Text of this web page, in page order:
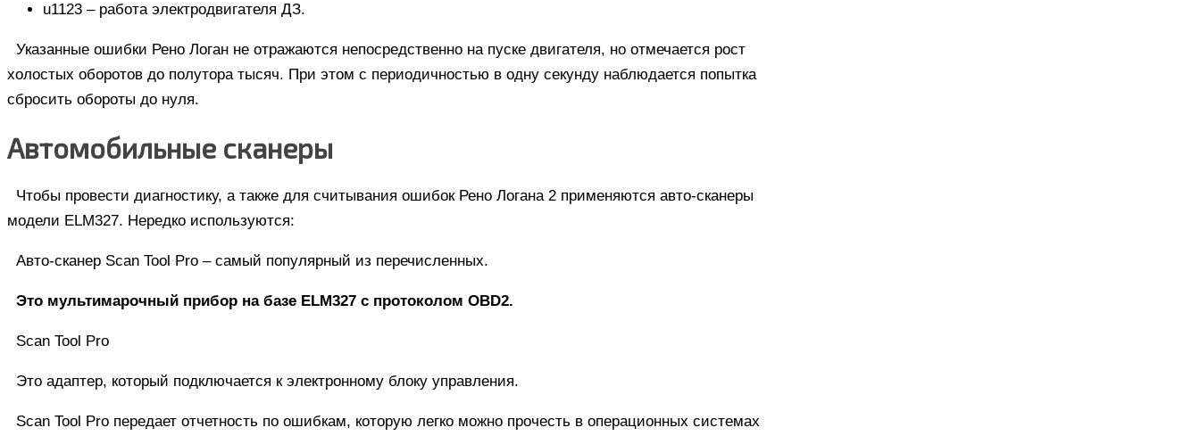
u1123 – работа электродвигателя ДЗ.
Указанные ошибки Рено Логан не отражаются непосредственно на пуске двигателя, но отмечается рост
холостых оборотов до полутора тысяч. При этом с периодичностью в одну секунду наблюдается попытка
сбросить обороты до нуля.
Автомобильные сканеры
Чтобы провести диагностику, а также для считывания ошибок Рено Логана 2 применяются авто-сканеры
модели ELM327. Нередко используются:
Авто-сканер Scan Tool Pro – самый популярный из перечисленных.
Это мультимарочный прибор на базе ELM327 с протоколом OBD2.
Scan Tool Pro
Это адаптер, который подключается к электронному блоку управления.
Scan Tool Pro передает отчетность по ошибкам, которую легко можно прочесть в операционных системах